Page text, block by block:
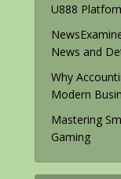
U888
News and
Why
Modern
Mastering
Gaming